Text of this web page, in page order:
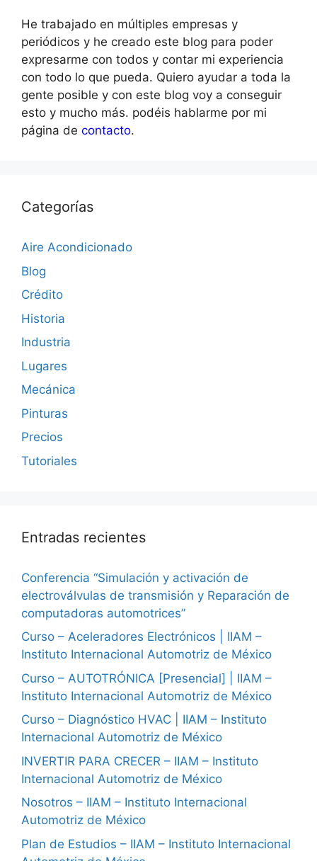
He trabajado en múltiples empresas y
periódicos y he creado este blog para poder
expresarme con todos y contar mi experiencia
con todo lo que pueda. Quiero ayudar a toda la
gente posible y con este blog voy a conseguir
esto y mucho más. podéis hablarme por mi
página de contacto.
Categorías
Aire Acondicionado
Blog
Crédito
Historia
Industria
Lugares
Mecánica
Pinturas
Precios
Tutoriales
Entradas recientes
Conferencia “Simulación y activación de
electroválvulas de transmisión y Reparación de
computadoras automotrices”
Curso – Aceleradores Electrónicos | IIAM –
Instituto Internacional Automotriz de México
Curso – AUTOTRÓNICA [Presencial] | IIAM –
Instituto Internacional Automotriz de México
Curso – Diagnóstico HVAC | IIAM – Instituto
Internacional Automotriz de México
INVERTIR PARA CRECER – IIAM – Instituto
Internacional Automotriz de México
Nosotros – IIAM – Instituto Internacional
Automotriz de México
Plan de Estudios – IIAM – Instituto Internacional